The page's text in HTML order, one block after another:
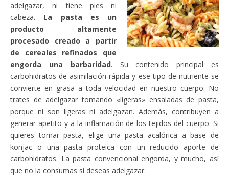
adelgazar, ni tiene pies ni
cabeza. La pasta es un
producto altamente
procesado creado a partir
de cereales refinados que
engorda una barbaridad. Su contenido principal es
carbohidratos de asimilación rápida y ese tipo de nutriente se
convierte en grasa a toda velocidad en nuestro cuerpo. No
trates de adelgazar tomando «ligeras» ensaladas de pasta,
porque ni son ligeras ni adelgazan. Además, contribuyen a
generar apetito y a la inflamación de los tejidos del cuerpo. Si
quieres tomar pasta, elige una pasta acalórica a base de
konjac o una pasta proteica con un reducido aporte de
carbohidratos. La pasta convencional engorda, y mucho, así
que no la consumas si deseas adelgazar.